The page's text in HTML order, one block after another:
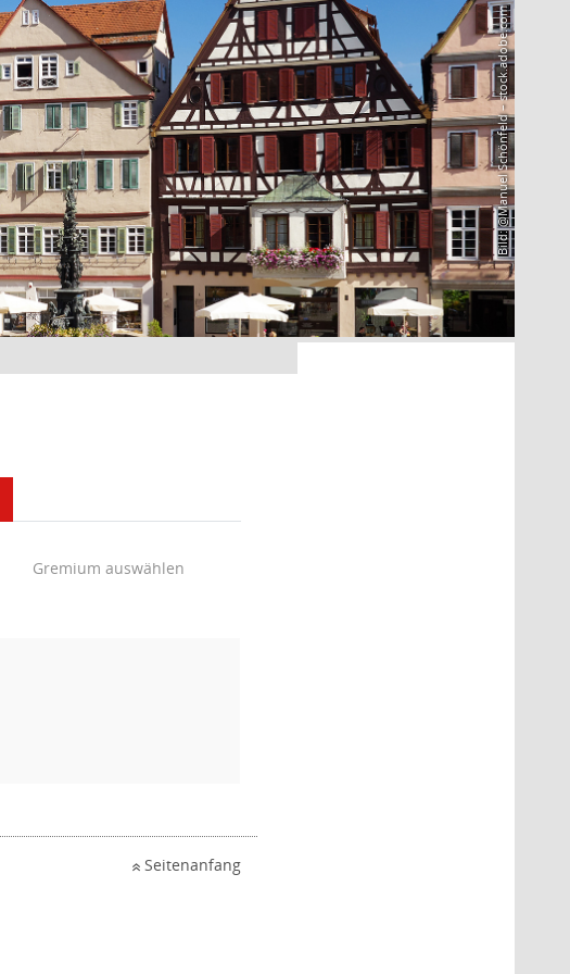
Bild: @Manuel Schönfeld – stock.adobe.com
Gremium auswählen
Seitenanfang